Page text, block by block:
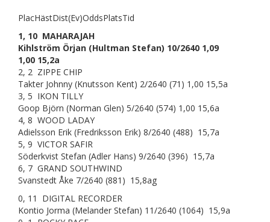
PlacHästDist(Ev)OddsPlatsTid
1, 10 MAHARAJAH
Kihlström Örjan (Hultman Stefan) 10/2640 1,09
1,00 15,2a
2, 2 ZIPPE CHIP
Takter Johnny (Knutsson Kent) 2/2640 (71) 1,00 15,5a
3, 5 IKON TILLY
Goop Björn (Norman Glen) 5/2640 (574) 1,00 15,6a
4, 8 WOOD LADAY
Adielsson Erik (Fredriksson Erik) 8/2640 (488) 15,7a
5, 9 VICTOR SAFIR
Söderkvist Stefan (Adler Hans) 9/2640 (396) 15,7a
6, 7 GRAND SOUTHWIND
Svanstedt Åke 7/2640 (881) 15,8ag
0, 11 DIGITAL RECORDER
Kontio Jorma (Melander Stefan) 11/2640 (1064) 15,9a